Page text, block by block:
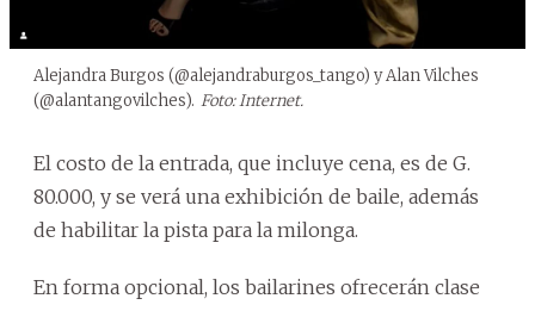
Alejandra Burgos (@alejandraburgos_tango) y Alan Vilches
(@alantangovilches). Foto: Internet.
El costo de la entrada, que incluye cena, es de G.
80.000, y se verá una exhibición de baile, además
de habilitar la pista para la milonga.
En forma opcional, los bailarines ofrecerán clase